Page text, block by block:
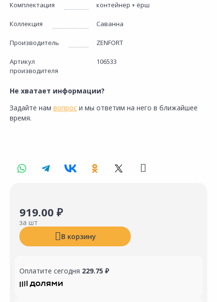
Комплектация контейнер + ёрш
Коллекция Саванна
Производитель ZENFORT
Артикул
производителя
106533
Не хватает информации?
Задайте нам вопрос и мы ответим на него в ближайшее
время.
919.00 ₽
за шт
В корзину
Оплатите сегодня 229.75 ₽